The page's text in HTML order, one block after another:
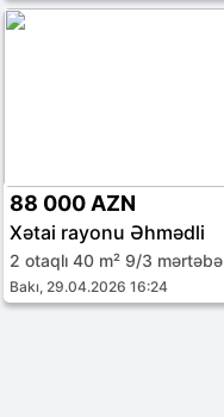
88 000 AZN
Xətai rayonu Əhmədli
2 otaqlı 40 m² 9/3 mərtəbə
Bakı, 29.04.2026 16:24